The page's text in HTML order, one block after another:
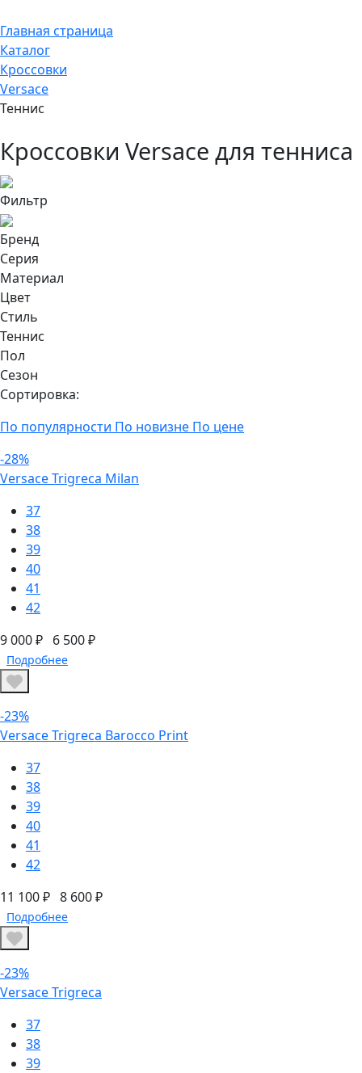
Главная страница
Каталог
Кроссовки
Versace
Теннис
Кроссовки Versace для тенниса
Фильтр
Бренд
Серия
Материал
Цвет
Стиль
Теннис
Пол
Сезон
Сортировка:
По популярности По новизне По цене
-28%
Versace Trigreca Milan
37
38
39
40
41
42
9 000 ₽ 6 500 ₽
Подробнее
-23%
Versace Trigreca Barocco Print
37
38
39
40
41
42
11 100 ₽ 8 600 ₽
Подробнее
-23%
Versace Trigreca
37
38
39